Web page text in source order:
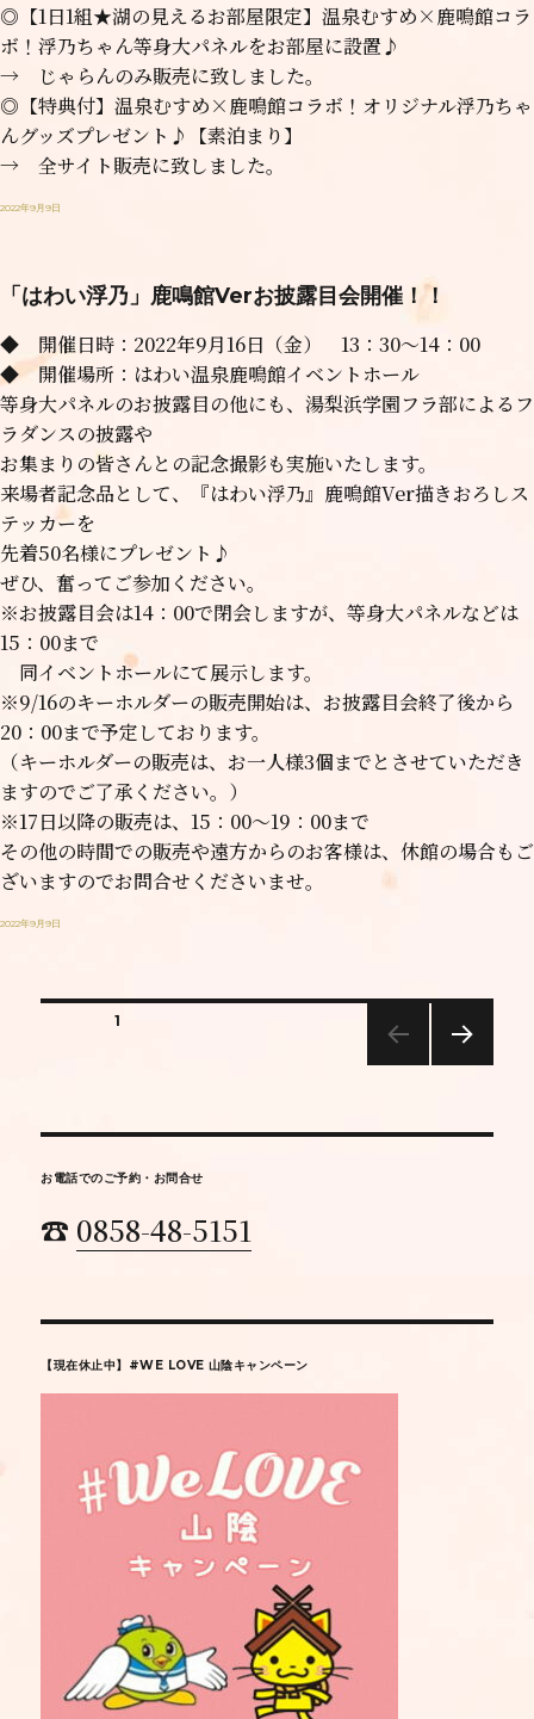
◎【1日1組★湖の見えるお部屋限定】温泉むすめ×鹿鳴館コラ
ボ！浮乃ちゃん等身大パネルをお部屋に設置♪
→ じゃらんのみ販売に致しました。
◎【特典付】温泉むすめ×鹿鳴館コラボ！オリジナル浮乃ちゃ
んグッズプレゼント♪【素泊まり】
→ 全サイト販売に致しました。
2022年9月9日
「はわい浮乃」鹿鳴館Verお披露目会開催！！
◆ 開催日時：2022年9月16日（金） 13：30～14：00
◆ 開催場所：はわい温泉鹿鳴館イベントホール
等身大パネルのお披露目の他にも、湯梨浜学園フラ部によるフ
ラダンスの披露や
お集まりの皆さんとの記念撮影も実施いたします。
来場者記念品として、『はわい浮乃』鹿鳴館Ver描きおろしス
テッカーを
先着50名様にプレゼント♪
ぜひ、奮ってご参加ください。
※お披露目会は14：00で閉会しますが、等身大パネルなどは
15：00まで
同イベントホールにて展示します。
※9/16のキーホルダーの販売開始は、お披露目会終了後から
20：00まで予定しております。
（キーホルダーの販売は、お一人様3個までとさせていただき
ますのでご了承ください。）
※17日以降の販売は、15：00～19：00まで
その他の時間での販売や遠方からのお客様は、休館の場合もご
ざいますのでお問合せくださいませ。
2022年9月9日
固定ページ1
お電話でのご予約・お問合せ
☎ 0858-48-5151
【現在休止中】#WE LOVE 山陰キャンペーン